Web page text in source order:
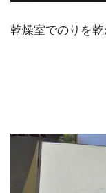
乾燥室でのりを乾